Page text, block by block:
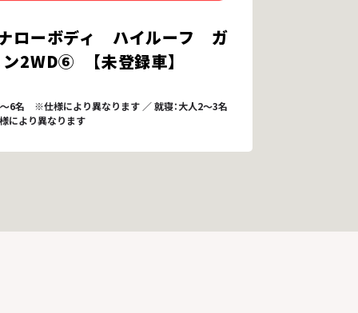
ローボディ ハイルーフ ガ
ン2WD⑥ 【未登録車】
～6名 ※仕様により異なります ／ 就寝：大人2～3名
により異なります